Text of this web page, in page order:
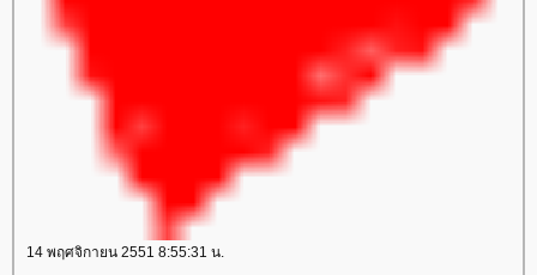
14 พฤศจิกายน 2551 8:55:31 น.